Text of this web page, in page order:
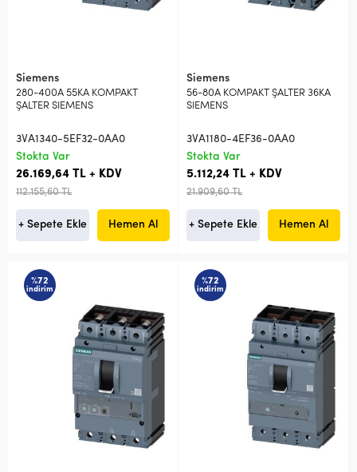
Siemens
280-400A 55KA KOMPAKT
ŞALTER SIEMENS
3VA1340-5EF32-0AA0
Stokta Var
26.169,64 TL + KDV
112.155,60 TL
+ Sepete Ekle Hemen Al
Siemens
56-80A KOMPAKT ŞALTER 36KA
SIEMENS
3VA1180-4EF36-0AA0
Stokta Var
5.112,24 TL + KDV
21.909,60 TL
+ Sepete Ekle Hemen Al
%72
indirim
%72
indirim